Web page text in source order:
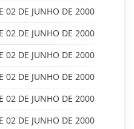
02 DE JUNHO DE 2000
02 DE JUNHO DE 2000
02 DE JUNHO DE 2000
02 DE JUNHO DE 2000
02 DE JUNHO DE 2000
02 DE JUNHO DE 2000